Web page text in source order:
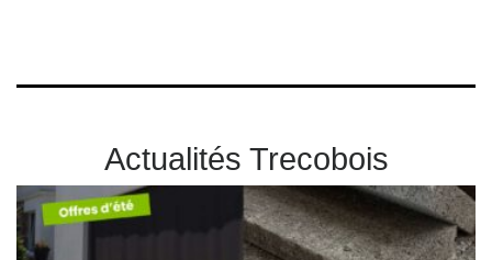
Actualités Trecobois